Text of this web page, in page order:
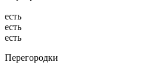
есть
есть
есть
Перегородки